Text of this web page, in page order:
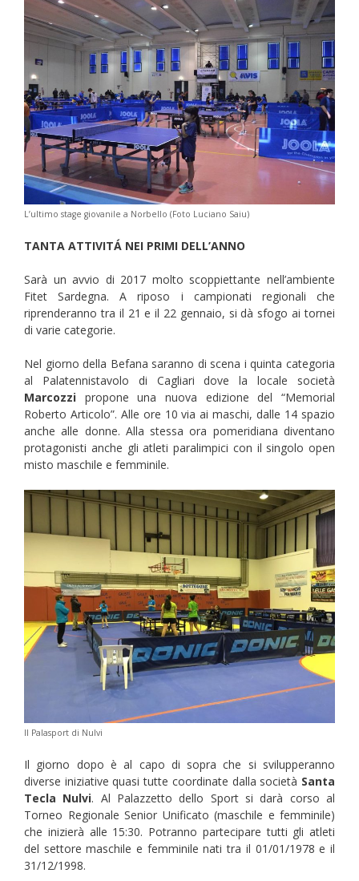
L’ultimo stage giovanile a Norbello (Foto Luciano Saiu)
TANTA ATTIVITÁ NEI PRIMI DELL’ANNO
Sarà un avvio di 2017 molto scoppiettante nell’ambiente
Fitet Sardegna. A riposo i campionati regionali che
riprenderanno tra il 21 e il 22 gennaio, si dà sfogo ai tornei
di varie categorie.
Nel giorno della Befana saranno di scena i quinta categoria
al Palatennistavolo di Cagliari dove la locale società
Marcozzi propone una nuova edizione del “Memorial
Roberto Articolo”. Alle ore 10 via ai maschi, dalle 14 spazio
anche alle donne. Alla stessa ora pomeridiana diventano
protagonisti anche gli atleti paralimpici con il singolo open
misto maschile e femminile.
Il Palasport di Nulvi
Il giorno dopo è al capo di sopra che si svilupperanno
diverse iniziative quasi tutte coordinate dalla società Santa
Tecla Nulvi. Al Palazzetto dello Sport si darà corso al
Torneo Regionale Senior Unificato (maschile e femminile)
che inizierà alle 15:30. Potranno partecipare tutti gli atleti
del settore maschile e femminile nati tra il 01/01/1978 e il
31/12/1998.